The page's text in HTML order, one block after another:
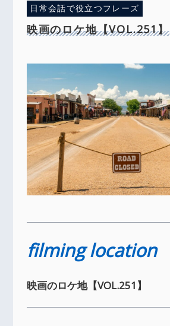
日常会話で役立つフレーズ
映画のロケ地【VOL.251】
filming location
映画のロケ地【VOL.251】